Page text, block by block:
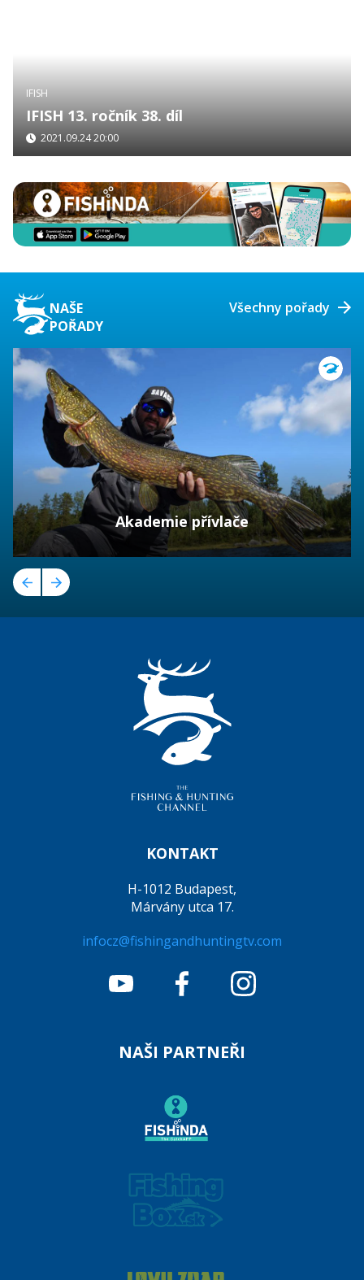
IFISH
IFISH 13. ročník 38. díl
2021.09.24 20:00
NAŠE
POŘADY
Všechny pořady
Akademie přívlače
KONTAKT
H-1012 Budapest,
Márvány utca 17.
infocz@fishingandhuntingtv.com
NAŠI PARTNEŘI